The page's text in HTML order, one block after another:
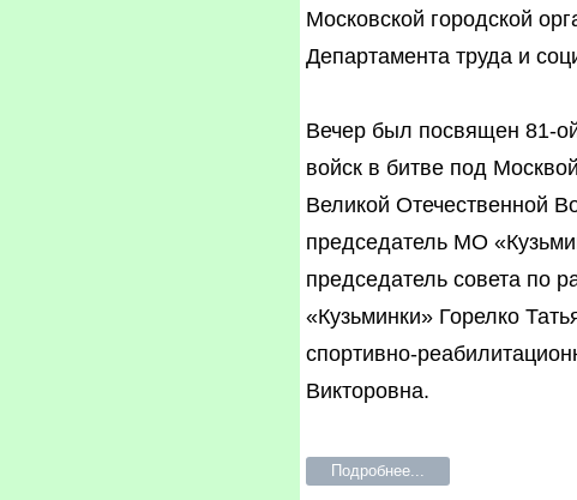
Московской городской
Департамента труда и
Вечер был посвящен 81-
войск в битве под
Великой Отечественной
председатель МО
председатель совета по
«Кузьминки» Горелко
спортивно-
Викторовна.
Подробнее...